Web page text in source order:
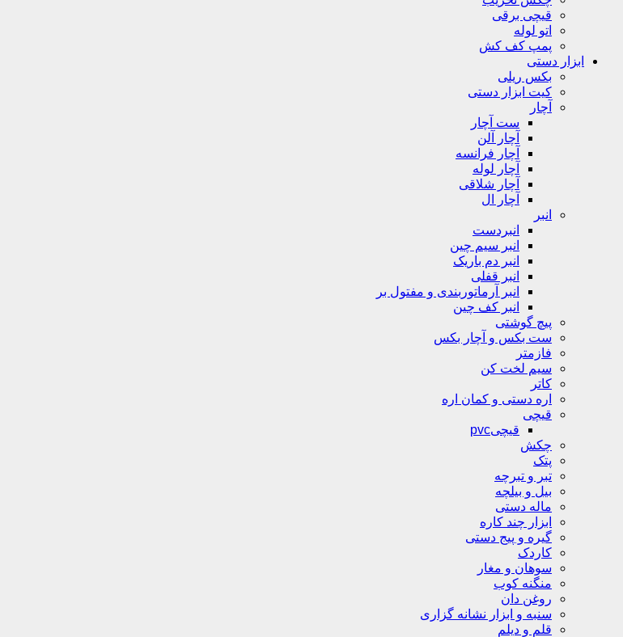
قیچی برقی
اتو لوله
پمپ کف کش
ابزار دستی
بکس ریلی
کیت ابزار دستی
آچار
ست آچار
آچار آلن
آچار فرانسه
آچار لوله
آچار شلاقی
آچار ال
انبر
انبردست
انبر سیم چین
انبر دم باریک
انبر قفلی
انبر آرماتوربندی و مفتول بر
انبر کف چین
پیچ گوشتی
ست بکس و آچار بکس
فازمتر
سیم لخت کن
کاتر
اره دستی و کمان اره
قیچی
قیچیpvc
چکش
پتک
تبر و تبرچه
بیل و بیلچه
ماله دستی
ابزار چند کاره
گیره و پیج دستی
کاردک
سوهان و مغار
منگنه کوب
روغن دان
سنبه و ابزار نشانه گزاری
قلم و دیلم